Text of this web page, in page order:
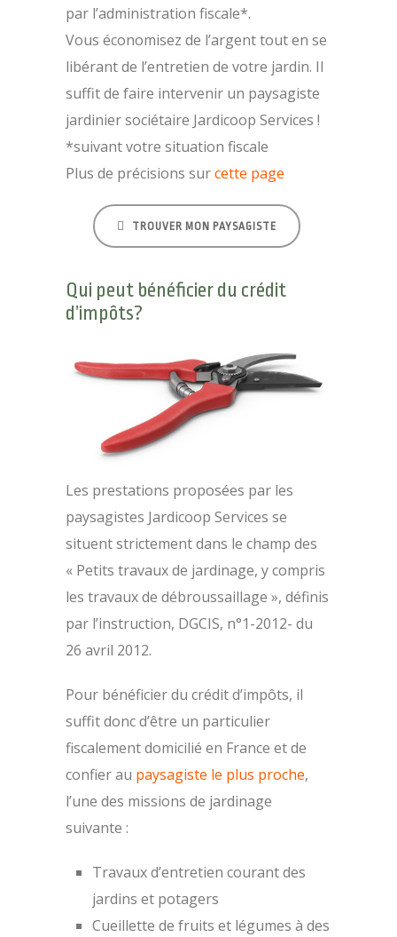
par l’administration fiscale*.
Vous économisez de l’argent tout en se
libérant de l’entretien de votre jardin. Il
suffit de faire intervenir un paysagiste
jardinier sociétaire Jardicoop Services !
*suivant votre situation fiscale
Plus de précisions surcette page
TROUVER MON PAYSAGISTE
Qui peut bénéficier du crédit
d’impôts?
Les prestations proposées par les
paysagistes Jardicoop Services se
situent strictement dans le champ des
« Petits travaux de jardinage, y compris
les travaux de débroussaillage », définis
par l’instruction, DGCIS, n°1-2012- du
26 avril 2012.
Pour bénéficier du crédit d’impôts, il
suffit donc d’être un particulier
fiscalement domicilié en France et de
confier au paysagiste le plus proche,
l’une des missions de jardinage
suivante :
Travaux d’entretien courant des
jardins et potagers
Cueillette de fruits et légumes à des